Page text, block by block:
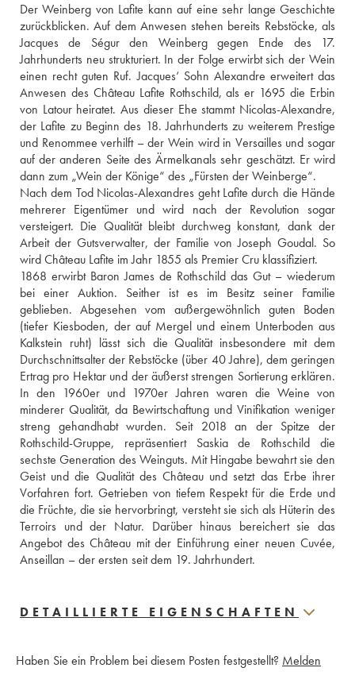
Der Weinberg von Lafite kann auf eine sehr lange Geschichte
zurückblicken. Auf dem Anwesen stehen bereits Rebstöcke, als
Jacques de Ségur den Weinberg gegen Ende des 17.
Jahrhunderts neu strukturiert. In der Folge erwirbt sich der Wein
einen recht guten Ruf. Jacques‘ Sohn Alexandre erweitert das
Anwesen des Château Lafite Rothschild, als er 1695 die Erbin
von Latour heiratet. Aus dieser Ehe stammt Nicolas-Alexandre,
der Lafite zu Beginn des 18. Jahrhunderts zu weiterem Prestige
und Renommee verhilft – der Wein wird in Versailles und sogar
auf der anderen Seite des Ärmelkanals sehr geschätzt. Er wird
dann zum „Wein der Könige“ des „Fürsten der Weinberge“.
Nach dem Tod Nicolas-Alexandres geht Lafite durch die Hände
mehrerer Eigentümer und wird nach der Revolution sogar
versteigert. Die Qualität bleibt durchweg konstant, dank der
Arbeit der Gutsverwalter, der Familie von Joseph Goudal. So
wird Château Lafite im Jahr 1855 als Premier Cru klassifiziert.
1868 erwirbt Baron James de Rothschild das Gut – wiederum
bei einer Auktion. Seither ist es im Besitz seiner Familie
geblieben. Abgesehen vom außergewöhnlich guten Boden
(tiefer Kiesboden, der auf Mergel und einem Unterboden aus
Kalkstein ruht) lässt sich die Qualität insbesondere mit dem
Durchschnittsalter der Rebstöcke (über 40 Jahre), dem geringen
Ertrag pro Hektar und der äußerst strengen Sortierung erklären.
In den 1960er und 1970er Jahren waren die Weine von
minderer Qualität, da Bewirtschaftung und Vinifikation weniger
streng gehandhabt wurden. Seit 2018 an der Spitze der
Rothschild-Gruppe, repräsentiert Saskia de Rothschild die
sechste Generation des Weinguts. Mit Hingabe bewahrt sie den
Geist und die Qualität des Château und setzt das Erbe ihrer
Vorfahren fort. Getrieben von tiefem Respekt für die Erde und
die Früchte, die sie hervorbringt, versteht sie sich als Hüterin des
Terroirs und der Natur. Darüber hinaus bereichert sie das
Angebot des Château mit der Einführung einer neuen Cuvée,
Anseillan – der ersten seit dem 19. Jahrhundert.
DETAILLIERTE EIGENSCHAFTEN
Haben Sie ein Problem bei diesem Posten festgestellt? Melden